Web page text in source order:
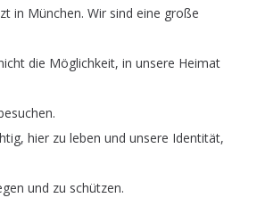
in München. Wir sind eine große
die Möglichkeit, in unsere Heimat
.
, hier zu leben und unsere Identität,
und zu schützen.